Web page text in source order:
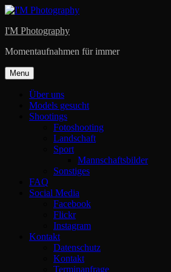
Skip
content
I'M Photography
Momentaufnahmen für immer
Menu
Über uns
Models gesucht
Shootings
Fotoshooting
Landschaft
Sport
Mannschaftsbilder
Sonstiges
FAQ
Social Media
Facebook
Flickr
Instagram
Kontakt
Datenschutz
Kontakt
Terminanfrage